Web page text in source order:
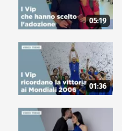
05:19
01:36